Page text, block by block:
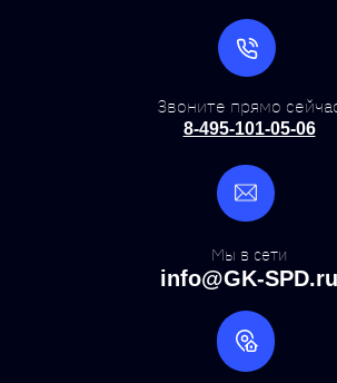
Мы в сети
info@GK-SPD.ru
Звоните прямо
8-495-101-05-06